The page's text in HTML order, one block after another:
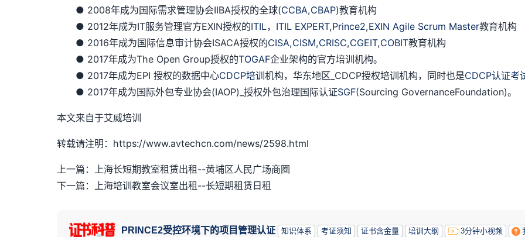
● 2008年成为国际需求管理协会IIBA授权的全球(CCBA,CBAP)教育机构
● 2012年成为IT服务管理官方EXIN授权的ITIL， ITIL EXPERT,Prince2,EXIN Agile Scrum Master教育机构
● 2016年成为国际信息审计协会ISACA授权的CISA,CISM,CRISC,CGEIT,COBIT教育机构
● 2017年成为The Open Group授权的TOGAF企业架构的官方培训机构。
● 2017年成为EPI 授权的数据中心CDCP培训机构，华东地区_CDCP授权培训机构，同时也是CDCP认证考
● 2017年成为国际外包专业协会(IAOP)_授权外包治理国际认证SGF(Sourcing GovernanceFoundation)。
本文来自于艾威培训
转载请注明：https://www.avtechcn.com/news/2598.html
上一篇：上海长短期教室租赁出租--黄埔区人民广场商圈
下一篇：上海培训教室会议室出租--长短期租赁日租
PRINCE2受控环境下的项目管理认证 知识体系 考证须知 证书含金量 培训大纲 3分钟小视频